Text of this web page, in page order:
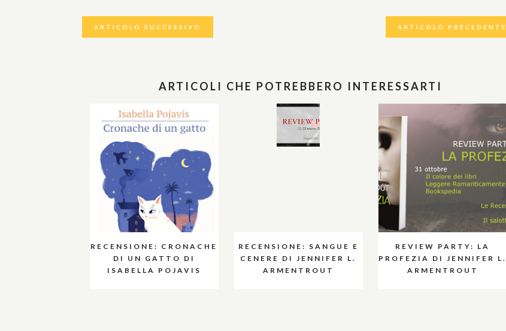
ARTICOLO SUCCESSIVO ARTICOLO PRECEDENTE
ARTICOLI CHE POTREBBERO INTERESSARTI
RECENSIONE: CRONACHE
DI UN GATTO DI
ISABELLA POJAVIS
RECENSIONE: SANGUE E
CENERE DI JENNIFER L.
ARMENTROUT
REVIEW PARTY: LA
PROFEZIA DI JENNIFER L.
ARMENTROUT